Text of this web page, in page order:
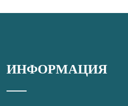
ИНФОРМАЦИЯ